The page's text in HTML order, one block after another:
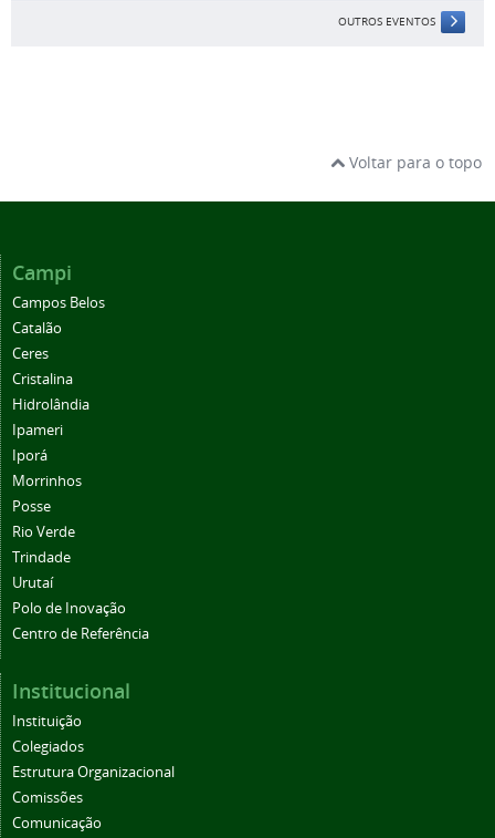
OUTROS EVENTOS
Voltar para o topo
Campi
Campos Belos
Catalão
Ceres
Cristalina
Hidrolândia
Ipameri
Iporá
Morrinhos
Posse
Rio Verde
Trindade
Urutaí
Polo de Inovação
Centro de Referência
Institucional
Instituição
Colegiados
Estrutura Organizacional
Comissões
Comunicação